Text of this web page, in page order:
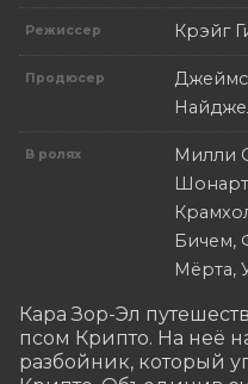
Режиссер Крэйг
Продюсер
Джеймс
В ролях
Милли
Бичем,
Мёрта,
Кара Зор-Эл
псом Крипто. На неё
разбойник, который